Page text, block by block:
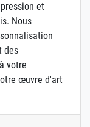
et
Nous
des
votre
œuvre d'art